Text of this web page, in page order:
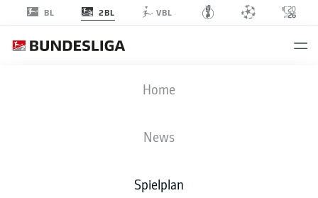
BL 2BL VBL
Home
News
Spielplan
SVS
0 3
AUFSTELLUNGEN